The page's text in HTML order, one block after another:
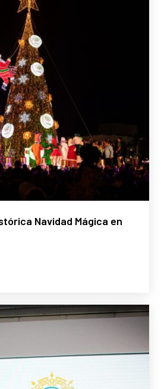
Navidad Mágica en